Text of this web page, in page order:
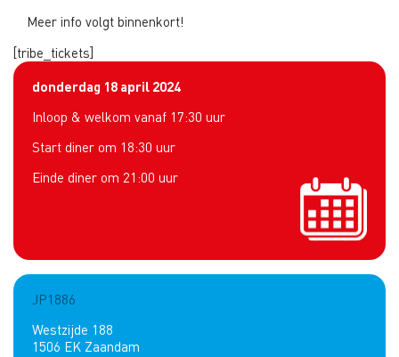
Meer info volgt binnenkort!
[tribe_tickets]
donderdag 18 april 2024
Inloop & welkom vanaf 17:30 uur
Start diner om 18:30 uur
Einde diner om 21:00 uur
JP1886
Westzijde 188
1506 EK Zaandam